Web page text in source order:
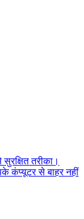
तरीका।
कंप्यूटर से बाहर नहीं